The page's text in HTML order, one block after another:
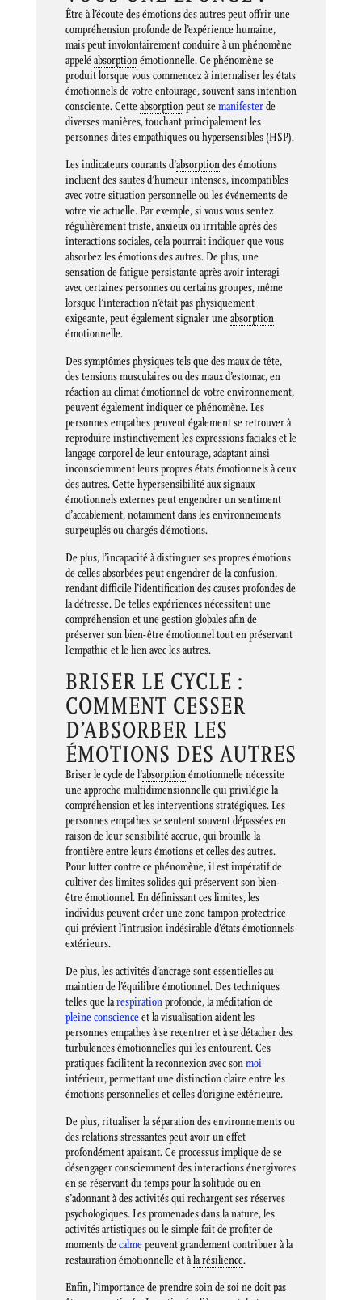
Être à l’écoute des émotions des autres peut offrir une
compréhension profonde de l’expérience humaine,
mais peut involontairement conduire à un phénomène
appeléabsorptionémotionnelle. Ce phénomène se
produit lorsque vous commencez à internaliser les états
émotionnels de votre entourage, souvent sans intention
consciente. Cetteabsorptionpeut semanifesterde
diverses manières, touchant principalement les
personnes dites empathiques ou hypersensibles (HSP).
Les indicateurs courants d’absorptiondes émotions
incluent des sautes d’humeur intenses, incompatibles
avec votre situation personnelle ou les événements de
votre vie actuelle. Par exemple, si vous vous sentez
régulièrement triste, anxieux ou irritable après des
interactions sociales, cela pourrait indiquer que vous
absorbez les émotions des autres. De plus, une
sensation de fatigue persistante après avoir interagi
avec certaines personnes ou certains groupes, même
lorsque l’interaction n’était pas physiquement
exigeante, peut également signaler uneabsorption
émotionnelle.
Des symptômes physiques tels que des maux de tête,
des tensions musculaires ou des maux d’estomac, en
réaction au climat émotionnel de votre environnement,
peuvent également indiquer ce phénomène. Les
personnes empathes peuvent également se retrouver à
reproduire instinctivement les expressions faciales et le
langage corporel de leur entourage, adaptant ainsi
inconsciemment leurs propres états émotionnels à ceux
des autres. Cette hypersensibilité aux signaux
émotionnels externes peut engendrer un sentiment
d’accablement, notamment dans les environnements
surpeuplés ou chargés d’émotions.
De plus, l’incapacité à distinguer ses propres émotions
de celles absorbées peut engendrer de la confusion,
rendant difficile l’identification des causes profondes de
la détresse. De telles expériences nécessitent une
compréhension et une gestion globales afin de
préserver son bien-être émotionnel tout en préservant
l’empathie et le lien avec les autres.
BRISER LE CYCLE :
COMMENT CESSER
D’ABSORBER LES
ÉMOTIONS DES AUTRES
Briser le cycle de l’absorptionémotionnelle nécessite
une approche multidimensionnelle qui privilégie la
compréhension et les interventions stratégiques. Les
personnes empathes se sentent souvent dépassées en
raison de leur sensibilité accrue, qui brouille la
frontière entre leurs émotions et celles des autres.
Pour lutter contre ce phénomène, il est impératif de
cultiver des limites solides qui préservent son bien-
être émotionnel. En définissant ces limites, les
individus peuvent créer une zone tampon protectrice
qui prévient l’intrusion indésirable d’états émotionnels
extérieurs.
De plus, les activités d’ancrage sont essentielles au
maintien de l’équilibre émotionnel. Des techniques
telles que larespirationprofonde, la méditation de
pleine conscienceet la visualisation aident les
personnes empathes à se recentrer et à se détacher des
turbulences émotionnelles qui les entourent. Ces
pratiques facilitent la reconnexion avec sonmoi
intérieur, permettant une distinction claire entre les
émotions personnelles et celles d’origine extérieure.
De plus, ritualiser la séparation des environnements ou
des relations stressantes peut avoir un effet
profondément apaisant. Ce processus implique de se
désengager consciemment des interactions énergivores
en se réservant du temps pour la solitude ou en
s’adonnant à des activités qui rechargent ses réserves
psychologiques. Les promenades dans la nature, les
activités artistiques ou le simple fait de profiter de
moments decalmepeuvent grandement contribuer à la
restauration émotionnelle et àla résilience.
Enfin, l’importance de prendre soin de soi ne doit pas